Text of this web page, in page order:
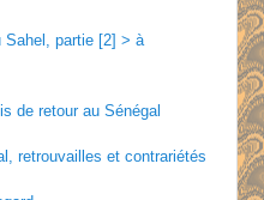
Sahel, partie [2] > à
de retour au Sénégal
retrouvailles et contrariétés